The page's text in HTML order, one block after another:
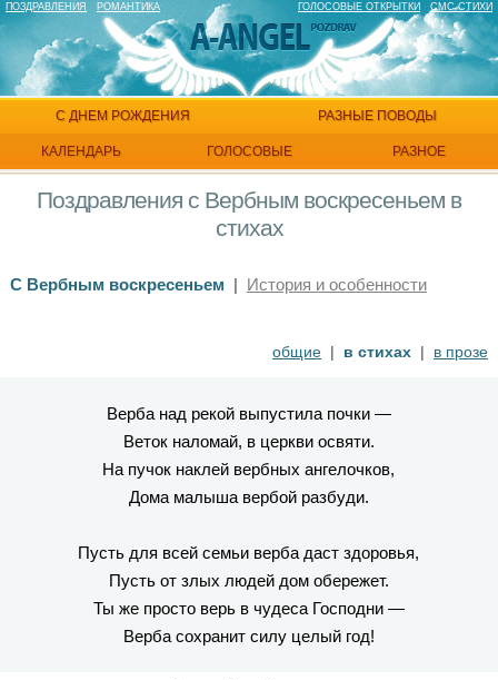
ПОЗДРАВЛЕНИЯ РОМАНТИКА ГОЛОСОВЫЕ ОТКРЫТКИ СМС СТИХИ
С ДНЕМ РОЖДЕНИЯ РАЗНЫЕ ПОВОДЫ
ГОЛОСОВЫЕ
КАЛЕНДАРЬ РАЗНОЕ
Поздравления с Вербным воскресеньем в
стихах
С Вербным воскресеньем | История и особенности
общие | в стихах | в прозе
Верба над рекой выпустила почки —
Веток наломай, в церкви освяти.
На пучок наклей вербных ангелочков,
Дома малыша вербой разбуди.
Пусть для всей семьи верба даст здоровья,
Пусть от злых людей дом обережет.
Ты же просто верь в чудеса Господни —
Верба сохранит силу целый год!